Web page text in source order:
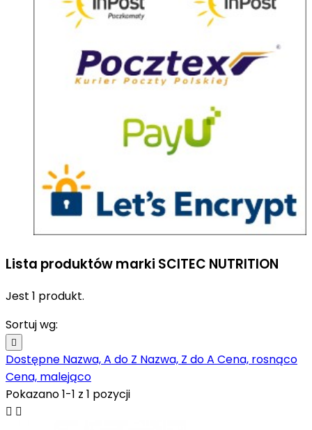
Lista produktów marki SCITEC NUTRITION
Jest 1 produkt.
Sortuj wg:

Dostępne Nazwa, A do Z Nazwa, Z do A Cena, rosnąco
Cena, malejąco
Pokazano 1-1 z 1 pozycji
 